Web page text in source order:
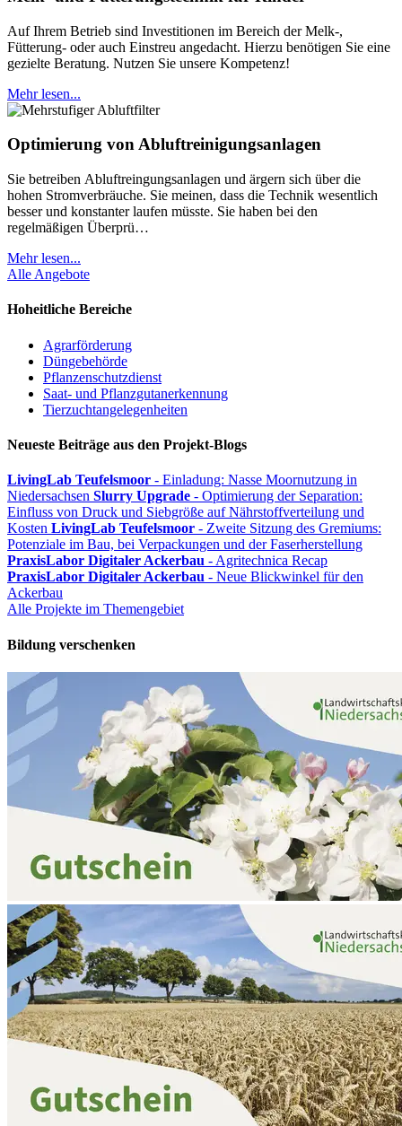
Auf Ihrem Betrieb sind Investitionen im Bereich der Melk-,
Fütterung- oder auch Einstreu angedacht. Hierzu benötigen Sie eine
gezielte Beratung. Nutzen Sie unsere Kompetenz!
Mehr lesen...
Optimierung von Abluftreinigungsanlagen
Sie betreiben Abluftreingungsanlagen und ärgern sich über die
hohen Stromverbräuche. Sie meinen, dass die Technik wesentlich
besser und konstanter laufen müsste. Sie haben bei den
regelmäßigen Überprü…
Mehr lesen...
Alle Angebote
Hoheitliche Bereiche
Agrarförderung
Düngebehörde
Pflanzenschutzdienst
Saat- und Pflanzgutanerkennung
Tierzuchtangelegenheiten
Neueste Beiträge aus den Projekt-Blogs
LivingLab Teufelsmoor - Einladung: Nasse Moornutzung in
Niedersachsen Slurry Upgrade - Optimierung der Separation:
Einfluss von Druck und Siebgröße auf Nährstoffverteilung und
Kosten LivingLab Teufelsmoor - Zweite Sitzung des Gremiums:
Potenziale im Bau, bei Verpackungen und der Faserherstellung
PraxisLabor Digitaler Ackerbau - Agritechnica Recap
PraxisLabor Digitaler Ackerbau - Neue Blickwinkel für den
Ackerbau
Alle Projekte im Themengebiet
Bildung verschenken